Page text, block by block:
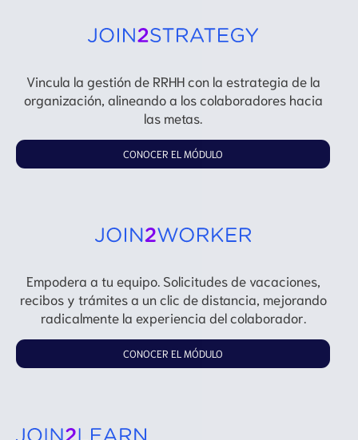
Vincula la gestión de RRHH con la estrategia de la
organización, alineando a los colaboradores hacia
las metas.
CONOCER EL MÓDULO
Empodera a tu equipo. Solicitudes de vacaciones,
recibos y trámites a un clic de distancia, mejorando
radicalmente la experiencia del colaborador.
CONOCER EL MÓDULO